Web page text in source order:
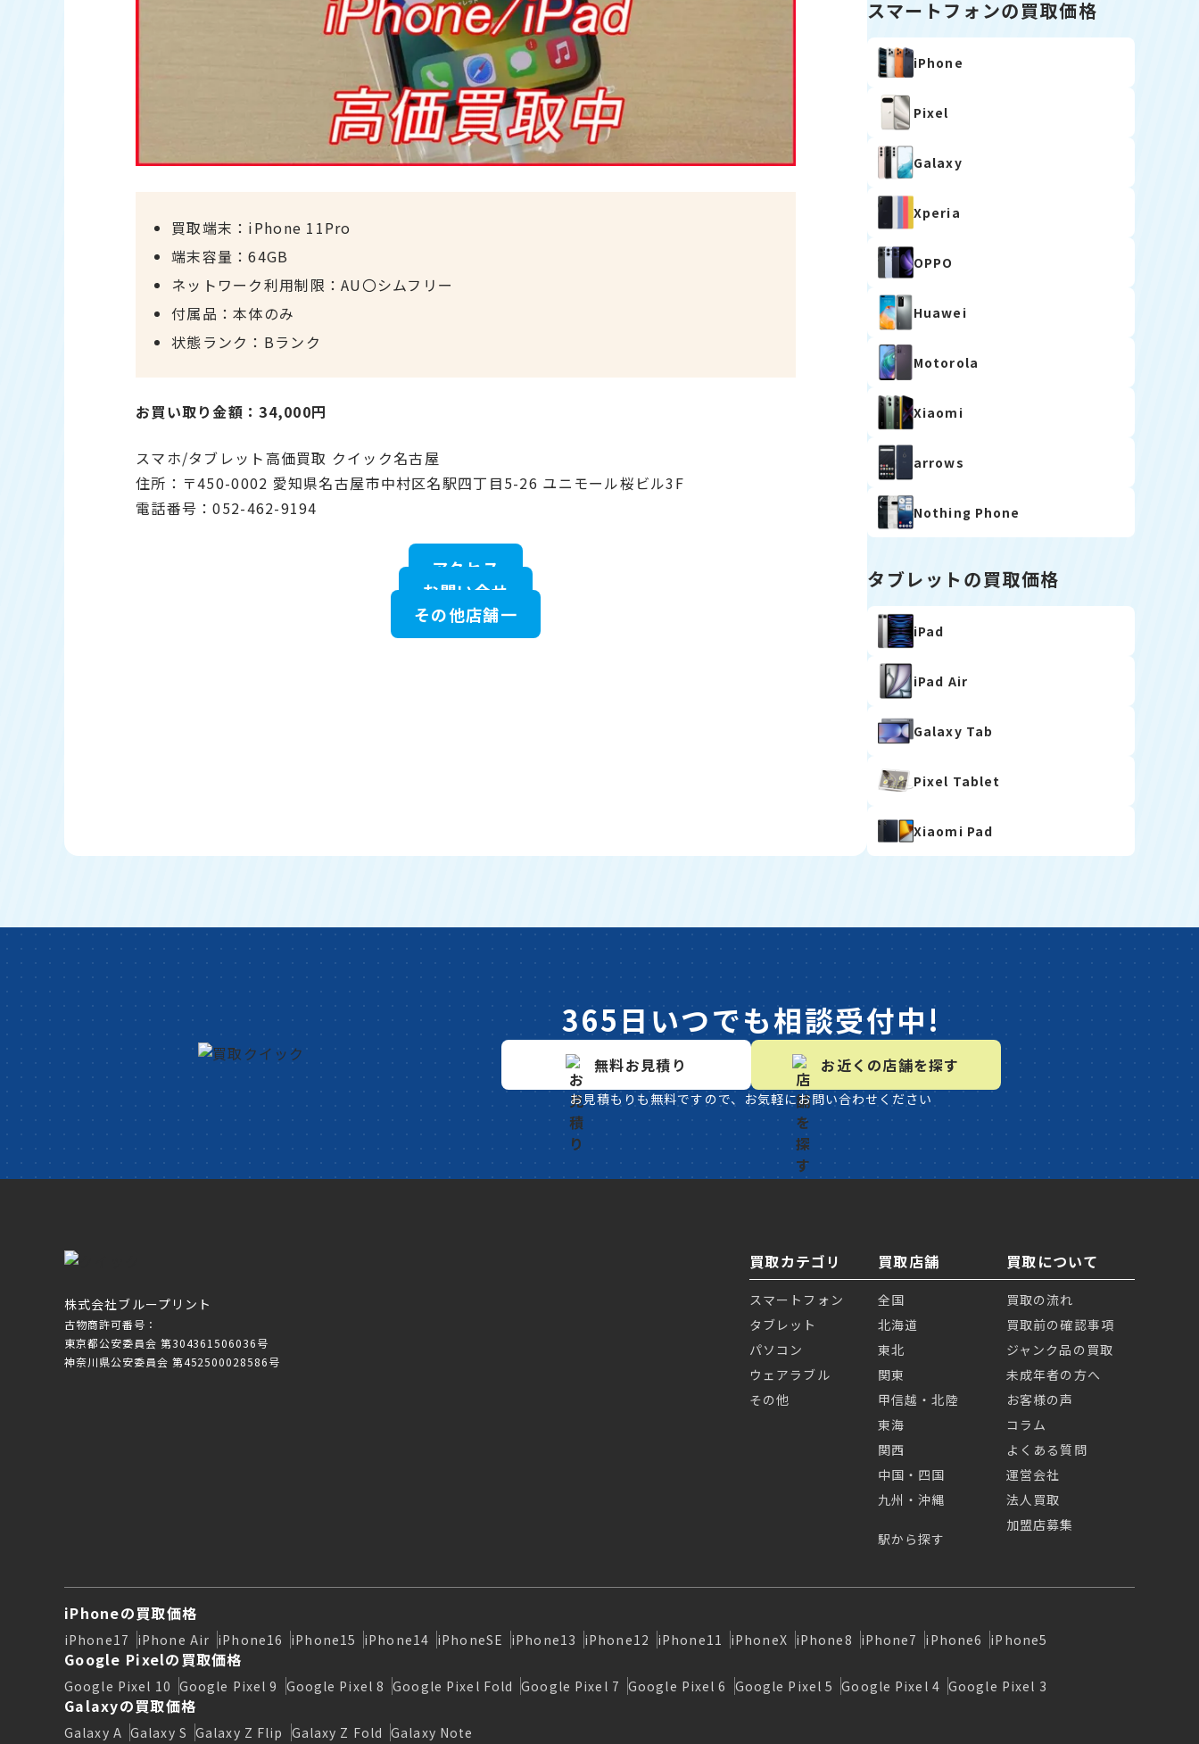
買取端末：iPhone 11Pro
端末容量：64GB
ネットワーク利用制限：AU〇シムフリー
付属品：本体のみ
状態ランク：Bランク
お買い取り金額：34,000円
スマホ/タブレット高価買取 クイック名古屋
住所：〒450-0002 愛知県名古屋市中村区名駅四丁目5-26 ユニモール桜ビル3F
電話番号：052-462-9194
アクセス
お問い合せ
その他店舗一
スマートフォンの買取価格
iPhone
Pixel
Galaxy
Xperia
OPPO
Huawei
Motorola
Xiaomi
arrows
Nothing Phone
タブレットの買取価格
iPad
iPad Air
Galaxy Tab
Pixel Tablet
Xiaomi Pad
365日いつでも相談受付中!
無料お見積り お近くの店舗を探す
お見積もりも無料ですので、お気軽にお問い合わせください
株式会社ブループリント
古物商許可番号：
東京都公安委員会 第304361506036号
神奈川県公安委員会 第452500028586号
買取カテゴリ
スマートフォン
タブレット
パソコン
ウェアラブル
その他
買取店舗
全国
北海道
東北
関東
甲信越・北陸
東海
関西
中国・四国
九州・沖縄
駅から探す
買取について
買取の流れ
買取前の確認事項
ジャンク品の買取
未成年者の方へ
お客様の声
コラム
よくある質問
運営会社
法人買取
加盟店募集
iPhoneの買取価格
iPhone17 iPhone Air iPhone16 iPhone15 iPhone14 iPhoneSE iPhone13 iPhone12 iPhone11 iPhoneX iPhone8 iPhone7 iPhone6 iPhone5
Google Pixelの買取価格
Google Pixel 10 Google Pixel 9 Google Pixel 8 Google Pixel Fold Google Pixel 7 Google Pixel 6 Google Pixel 5 Google Pixel 4 Google Pixel 3
Galaxyの買取価格
Galaxy A Galaxy S Galaxy Z Flip Galaxy Z Fold Galaxy Note